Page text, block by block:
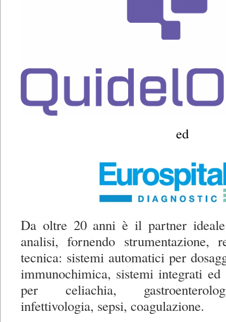
ed
Da oltre 20 anni è il partner
analisi, fornendo strumentazione,
tecnica: sistemi automatici per
immunochimica, sistemi integrati ed
per celiachia,
infettivologia, sepsi, coagulazione.